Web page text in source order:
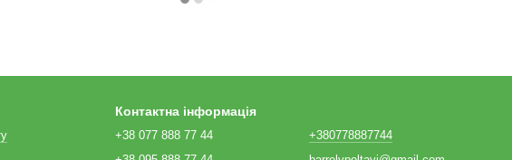
Контактна інформація
+38 077 888 77 44
+380778887744